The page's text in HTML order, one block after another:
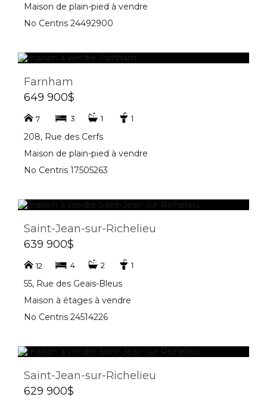
Maison de plain-pied à vendre
No Centris 24492900
Farnham
649 900$
7 3 1 1
208, Rue des Cerfs
Maison de plain-pied à vendre
No Centris 17505263
Saint-Jean-sur-Richelieu
639 900$
12 4 2 1
55, Rue des Geais-Bleus
Maison à étages à vendre
No Centris 24514226
Saint-Jean-sur-Richelieu
629 900$